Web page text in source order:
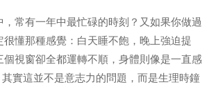
常有一年中最忙碌的時刻？又如果你做過
懂那種感覺：白天睡不飽，晚上強迫提
視窗卻全都運轉不順，身體則像是一直感